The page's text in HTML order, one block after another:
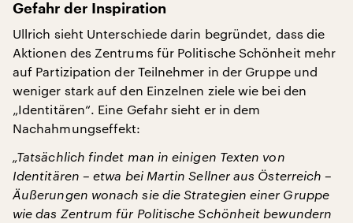
Gefahr der Inspiration
Ullrich sieht Unterschiede darin begründet, dass die
Aktionen des Zentrums für Politische Schönheit mehr
auf Partizipation der Teilnehmer in der Gruppe und
weniger stark auf den Einzelnen ziele wie bei den
„Identitären“. Eine Gefahr sieht er in dem
Nachahmungseffekt:
„Tatsächlich findet man in einigen Texten von
Identitären – etwa bei Martin Sellner aus Österreich –
Äußerungen wonach sie die Strategien einer Gruppe
wie das Zentrum für Politische Schönheit bewundern